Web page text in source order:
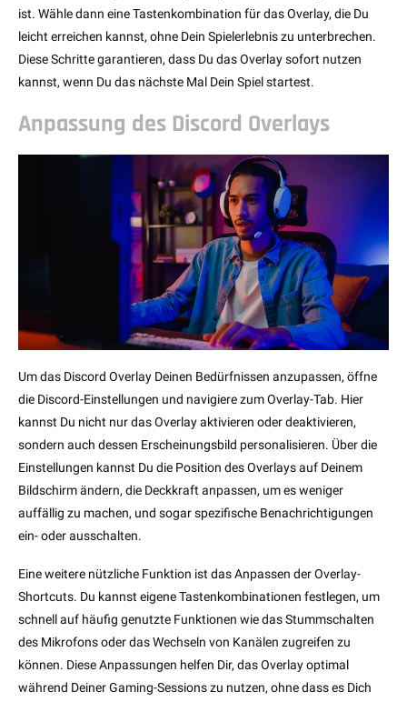
ist. Wähle dann eine Tastenkombination für das Overlay, die Du
leicht erreichen kannst, ohne Dein Spielerlebnis zu unterbrechen.
Diese Schritte garantieren, dass Du das Overlay sofort nutzen
kannst, wenn Du das nächste Mal Dein Spiel startest.
Anpassung des Discord Overlays
Um das Discord Overlay Deinen Bedürfnissen anzupassen, öffne
die Discord-Einstellungen und navigiere zum Overlay-Tab. Hier
kannst Du nicht nur das Overlay aktivieren oder deaktivieren,
sondern auch dessen Erscheinungsbild personalisieren. Über die
Einstellungen kannst Du die Position des Overlays auf Deinem
Bildschirm ändern, die Deckkraft anpassen, um es weniger
auffällig zu machen, und sogar spezifische Benachrichtigungen
ein- oder ausschalten.
Eine weitere nützliche Funktion ist das Anpassen der Overlay-
Shortcuts. Du kannst eigene Tastenkombinationen festlegen, um
schnell auf häufig genutzte Funktionen wie das Stummschalten
des Mikrofons oder das Wechseln von Kanälen zugreifen zu
können. Diese Anpassungen helfen Dir, das Overlay optimal
während Deiner Gaming-Sessions zu nutzen, ohne dass es Dich